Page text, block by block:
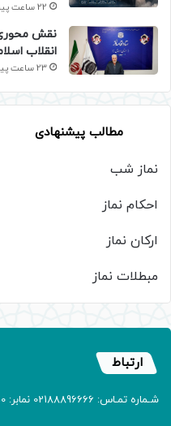
22 ساعت پیش
نقش محوری
انقلاب
23 ساعت پیش
مطالب پیشنهادی
نماز شب
احکام نماز
ارکان نماز
مبطلات نماز
ارتباط
شـماره تمـاس: 02188896666 نمابر: 02188905150